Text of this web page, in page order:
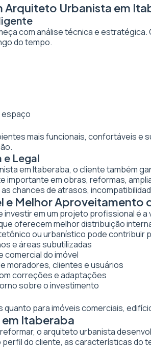
Arquiteto Urbanista em
com análise técnica e
do tempo.
mais funcionais, confortáveis e
e Legal
em Itaberaba, o cliente também
importante em obras, reformas,
chances de atrasos,
e Melhor Aproveitamento
investir em um projeto profissional é
oferecem melhor distribuição
ou urbanístico pode contribuir
e áreas subutilizadas
comercial do imóvel
moradores, clientes e usuários
correções e adaptações
sobre o investimento
quanto para imóveis comerciais,
Itaberaba
o arquiteto urbanista
do cliente, as características do